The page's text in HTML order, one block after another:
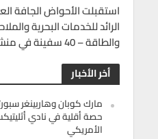
استقبلت الأحواض الجافة
الرائد للخدمات البحرية
والطاقة – 40 سفينة في منشأتها الواقعة في دبي...
أخر الأخبار
مارك كوبان وهاربينغر
حصة أقلية في نادي
الأمريكي